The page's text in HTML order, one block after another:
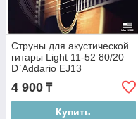
Струны для акустической
гитары Light 11-52 80/20
D`Addario EJ13
4 900 ₸
Купить